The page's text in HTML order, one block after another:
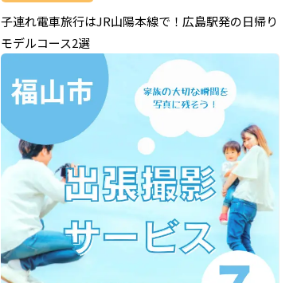
子連れ電車旅行はJR山陽本線で！広島駅発の日帰り
モデルコース2選